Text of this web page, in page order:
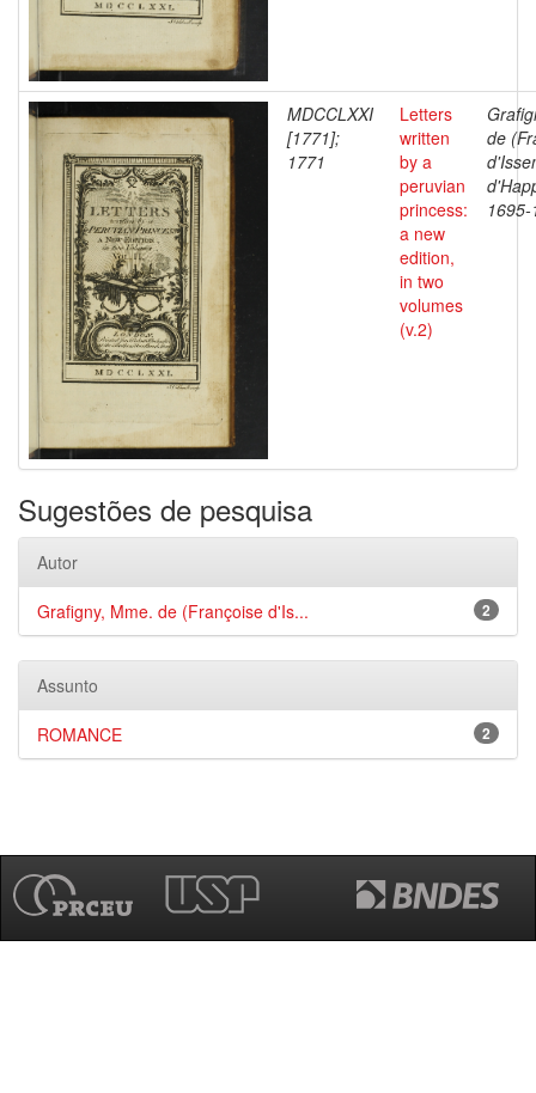
MDCCLXXI
[1771];
1771
Letters
written
by a
peruvian
princess:
a new
edition,
in two
volumes
(v.2)
de
Sugestões de pesquisa
Autor
2
Grafigny, Mme. de (Françoise d'Is...
Assunto
2
ROMANCE